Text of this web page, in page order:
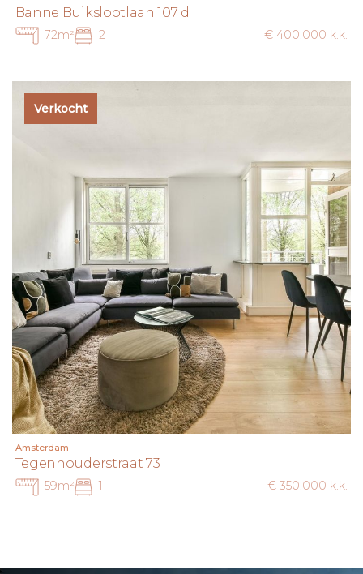
Banne Buikslootlaan 107 d
72m² 2 € 400.000 k.k.
Verkocht
Amsterdam
Tegenhouderstraat 73
59m² 1 € 350.000 k.k.